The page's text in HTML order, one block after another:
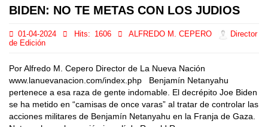
BIDEN: NO TE METAS CON LOS JUDIOS
01-04-2024 Hits: 1606 ALFREDO M. CEPERO
Director
de Edición
Por Alfredo M. Cepero Director de La Nueva Nación
www.lanuevanacion.com/index.php Benjamín Netanyahu
pertenece a esa raza de gente indomable. El decrépito Joe Biden
se ha metido en “camisas de once varas” al tratar de controlar las
acciones militares de Benjamín Netanyahu en la Franja de Gaza.